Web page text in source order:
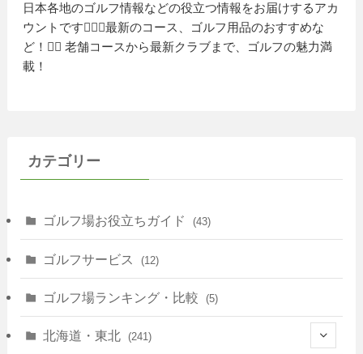
日本各地のゴルフ情報などの役立つ情報をお届けするアカ
ウントです🏌️‍♂️⛳️最新のコース、ゴルフ用品のおすすめな
ど！🏌️‍♀️ 老舗コースから最新クラブまで、ゴルフの魅力満
載！
カテゴリー
ゴルフ場お役立ちガイド (43)
ゴルフサービス (12)
ゴルフ場ランキング・比較 (5)
北海道・東北 (241)